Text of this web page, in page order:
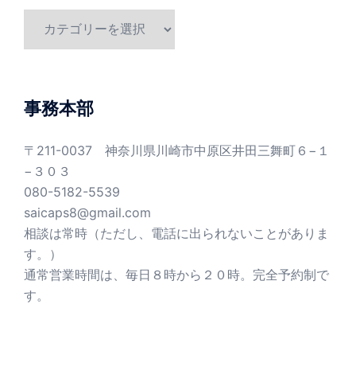
ー
事務本部
〒211-0037 神奈川県川崎市中原区井田三舞町６−１
−３０３
080-5182-5539
saicaps8@gmail.com
相談は常時（ただし、電話に出られないことがありま
す。）
通常営業時間は、毎日８時から２０時。完全予約制で
す。